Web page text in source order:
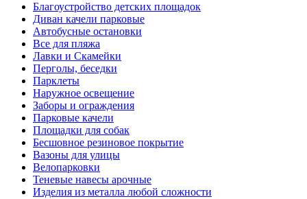
Благоустройство детских площадок
Диван качели парковые
Автобусные остановки
Все для пляжа
Лавки и Скамейки
Перголы, беседки
Парклеты
Наружное освещение
Заборы и ограждения
Парковые качели
Площадки для собак
Бесшовное резиновое покрытие
Вазоны для улицы
Велопарковки
Теневые навесы арочные
Изделия из металла любой сложности